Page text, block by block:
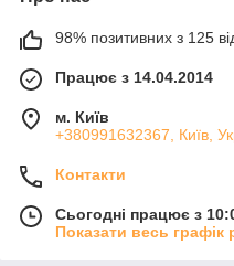
98% позитивних з 125
Працює з 14.04.2014
м. Київ
+380991632367, Київ,
Контакти
Сьогодні працює з
Показати весь графік